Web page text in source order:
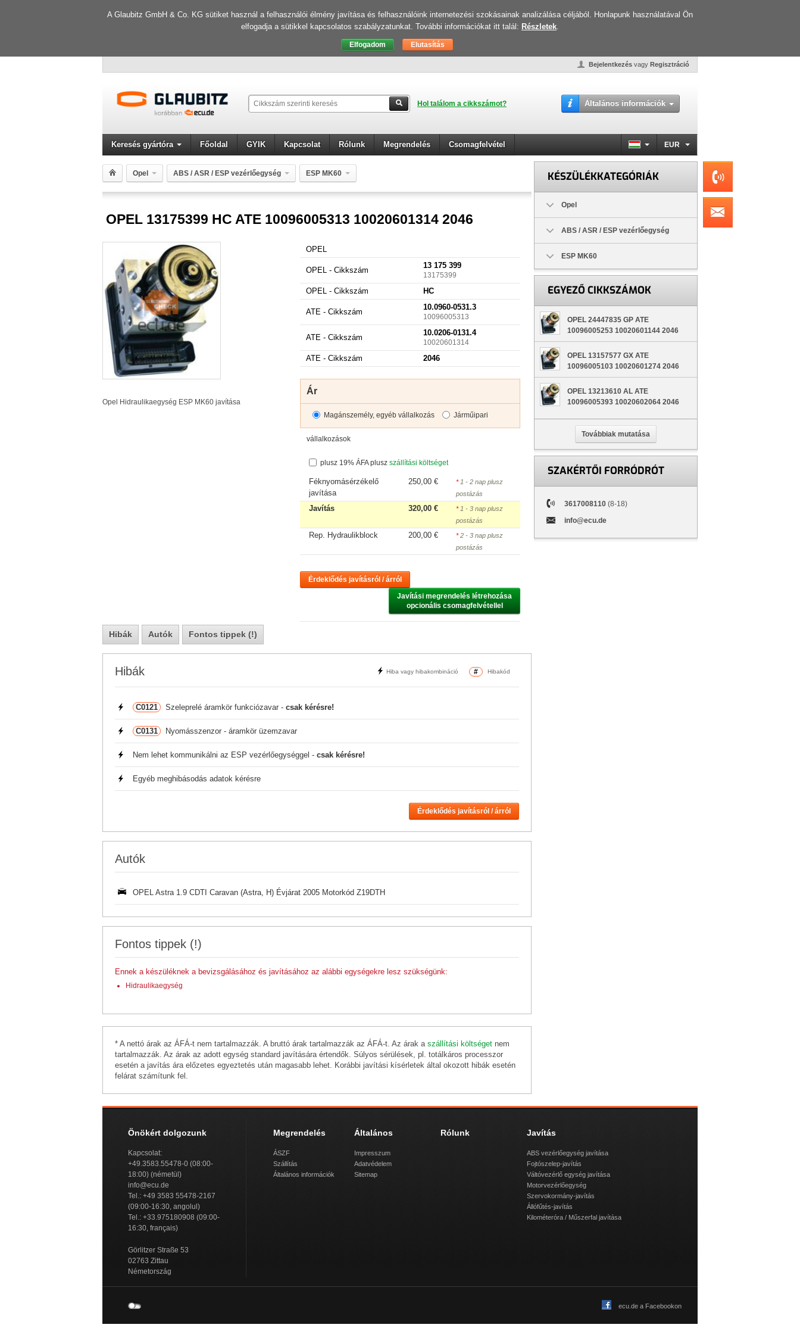
A Glaubitz GmbH & Co. KG sütiket használ a felhasználói élmény javítása és felhasználóink internetezési szokásainak analizálása céljából. Honlapunk használatával Ön
elfogadja a sütikkel kapcsolatos szabályzatunkat. További információkat itt talál: Részletek.
Bejelentkezés vagy Regisztráció
Hol találom a cikkszámot? Általános információk
Keresés gyártóra Főoldal GYIK Kapcsolat Rólunk Megrendelés Csomagfelvétel EUR
Opel ABS / ASR / ESP vezérlőegység ESP MK60
OPEL 13175399 HC ATE 10096005313 10020601314 2046
OPEL 13175399 HC ATE 10096005313 10020601314 2046
Opel Hidraulikaegység ESP MK60 javítása
OPEL
OPEL - Cikkszám
13 175 399
13175399
OPEL - Cikkszám HC
ATE - Cikkszám
10.0960-0531.3
10096005313
ATE - Cikkszám
10.0206-0131.4
10020601314
ATE - Cikkszám 2046
Ár
Magánszemély, egyéb vállalkozás Járműipari
vállalkozások
plusz 19% ÁFA plusz szállítási költséget
Féknyomásérzékelő
javítása
250,00 € *1 - 2 nap plusz
postázás
Javítás 320,00 € *1 - 3 nap plusz
postázás
Rep. Hydraulikblock 200,00 € *2 - 3 nap plusz
postázás
Érdeklődés javításról / árról
Javítási megrendelés létrehozása
opcionális csomagfelvétellel
Hibák Autók Fontos tippek (!)
Hibák Hiba vagy hibakombináció # Hibakód
C0121 Szeleprelé áramkör funkciózavar - csak kérésre!
C0131 Nyomásszenzor - áramkör üzemzavar
Nem lehet kommunikálni az ESP vezérlőegységgel - csak kérésre!
Egyéb meghibásodás adatok kérésre
Érdeklődés javításról / árról
Autók
OPEL Astra 1.9 CDTI Caravan (Astra, H) Évjárat 2005 Motorkód Z19DTH
Fontos tippek (!)
Ennek a készüléknek a bevizsgálásához és javításához az alábbi egységekre lesz szükségünk:
Hidraulikaegység
* A nettó árak az ÁFÁ-t nem tartalmazzák. A bruttó árak tartalmazzák az ÁFÁ-t. Az árak a szállítási költséget nem
tartalmazzák. Az árak az adott egység standard javítására értendők. Súlyos sérülések, pl. totálkáros processzor
esetén a javítás ára előzetes egyeztetés után magasabb lehet. Korábbi javítási kísérletek által okozott hibák esetén
felárat számítunk fel.
KÉSZÜLÉKKATEGÓRIÁK
Opel
ABS / ASR / ESP vezérlőegység
ESP MK60
EGYEZŐ CIKKSZÁMOK
OPEL 24447835 GP ATE
10096005253 10020601144 2046
OPEL 13157577 GX ATE
10096005103 10020601274 2046
OPEL 13213610 AL ATE
10096005393 10020602064 2046
Továbbiak mutatása
SZAKÉRTŐI FORRÓDRÓT
3617008110 (8-18)
info@ecu.de
Önökért dolgozunk
Kapcsolat:
+49.3583.55478-0 (08:00-
18:00) (németül)
info@ecu.de
Tel.: +49 3583 55478-2167
(09:00-16:30, angolul)
Tel.: +33.975180908 (09:00-
16:30, français)
Görlitzer Straße 53
02763 Zittau
Németország
Megrendelés
ÁSZF
Szállítás
Általános információk
Általános
Impresszum
Adatvédelem
Sitemap
Rólunk Javítás
ABS vezérlőegység javítása
Fojtószelep-javítás
Váltóvezérlő egység javítása
Motorvezérlőegység
Szervokormány-javítás
Állófűtés-javítás
Kilométeróra / Műszerfal javítása
ecu.de a Facebookon